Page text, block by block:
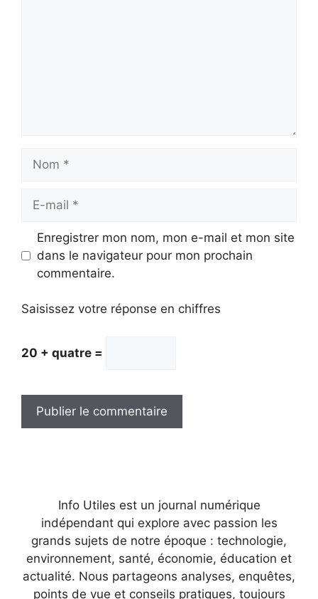
mail
Enregistrer mon nom, mon e-mail et mon site
dans le navigateur pour mon prochain
commentaire.
Saisissez votre réponse en chiffres
20 + quatre =
Info Utiles est un journal numérique
indépendant qui explore avec passion les
grands sujets de notre époque : technologie,
environnement, santé, économie, éducation et
actualité. Nous partageons analyses, enquêtes,
points de vue et conseils pratiques, toujours